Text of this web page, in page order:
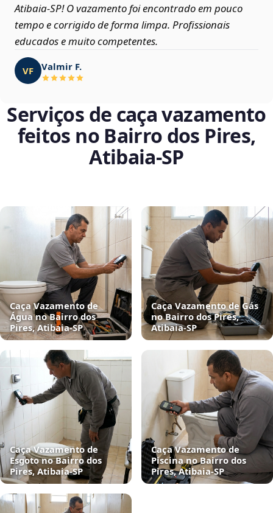
Atibaia‑SP! O vazamento foi encontrado em pouco
tempo e corrigido de forma limpa. Profissionais
educados e muito competentes.
VF Valmir F.
Serviços de caça vazamento
feitos no Bairro dos Pires,
Atibaia‑SP
Caça Vazamento de
Água no Bairro dos
Pires, Atibaia‑SP
Caça Vazamento de Gás
no Bairro dos Pires,
Atibaia‑SP
Caça Vazamento de
Esgoto no Bairro dos
Pires, Atibaia‑SP
Caça Vazamento de
Piscina no Bairro dos
Pires, Atibaia‑SP